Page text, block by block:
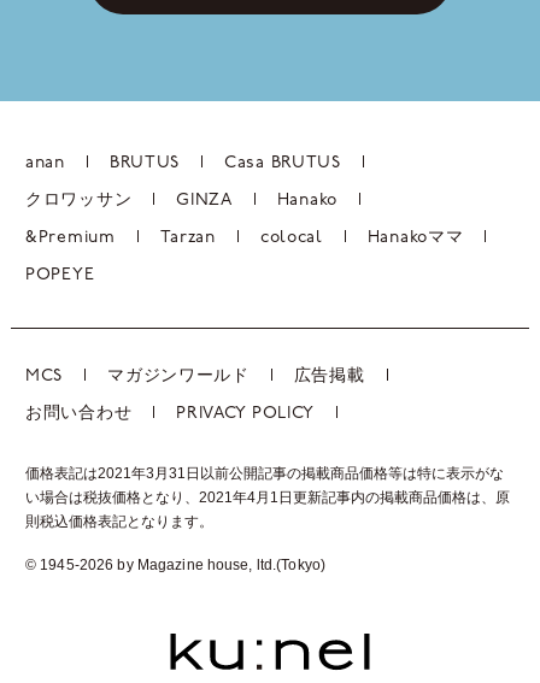
anan BRUTUS Casa BRUTUS
クロワッサン GINZA Hanako
&Premium Tarzan colocal Hanakoママ
POPEYE
MCS マガジンワールド 広告掲載
お問い合わせ PRIVACY POLICY
価格表記は2021年3月31日以前公開記事の掲載商品価格等は特に表示がな
い場合は税抜価格となり、2021年4月1日更新記事内の掲載商品価格は、 原
則税込価格表記となります。
© 1945-2026 by Magazine house, ltd.(Tokyo)